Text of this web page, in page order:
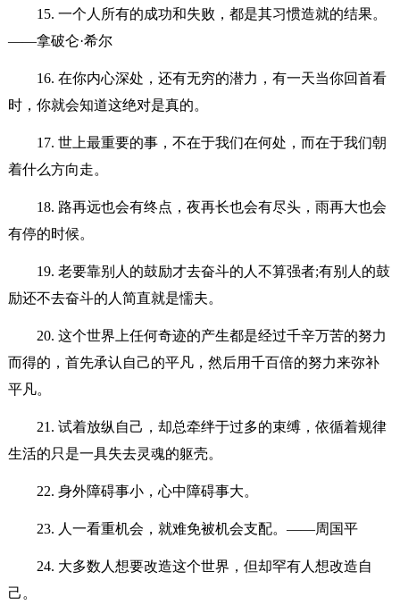
15. 一个人所有的成功和失败，都是其习惯造就的结果。
——拿破仑·希尔
16. 在你内心深处，还有无穷的潜力，有一天当你回首看
时，你就会知道这绝对是真的。
17. 世上最重要的事，不在于我们在何处，而在于我们朝
着什么方向走。
18. 路再远也会有终点，夜再长也会有尽头，雨再大也会
有停的时候。
19. 老要靠别人的鼓励才去奋斗的人不算强者;有别人的鼓
励还不去奋斗的人简直就是懦夫。
20. 这个世界上任何奇迹的产生都是经过千辛万苦的努力
而得的，首先承认自己的平凡，然后用千百倍的努力来弥补
平凡。
21. 试着放纵自己，却总牵绊于过多的束缚，依循着规律
生活的只是一具失去灵魂的躯壳。
22. 身外障碍事小，心中障碍事大。
23. 人一看重机会，就难免被机会支配。——周国平
24. 大多数人想要改造这个世界，但却罕有人想改造自
己。